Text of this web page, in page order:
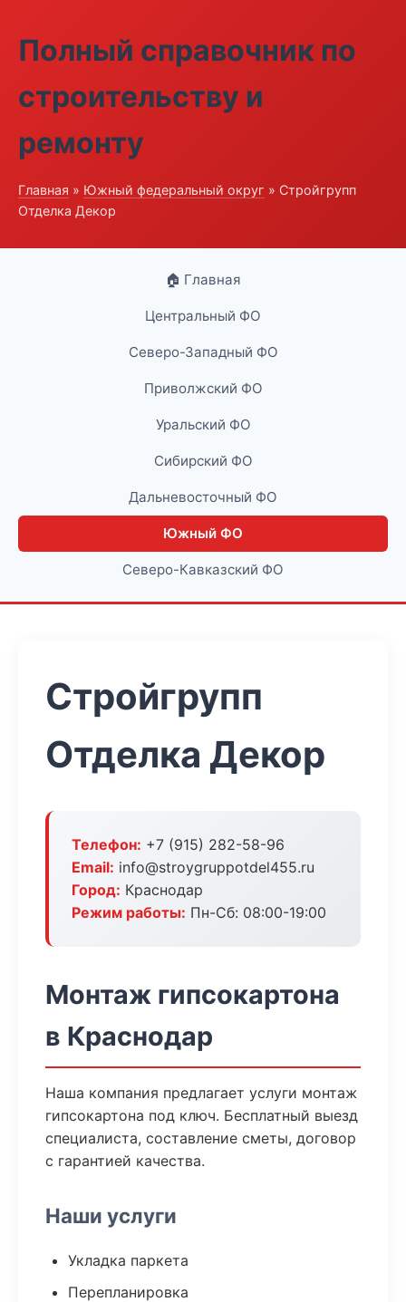
Полный справочник по
строительству и
ремонту
Главная » Южный федеральный округ » Стройгрупп
Отделка Декор
🏠 Главная
Центральный ФО
Северо-Западный ФО
Приволжский ФО
Уральский ФО
Сибирский ФО
Дальневосточный ФО
Южный ФО
Северо-Кавказский ФО
Стройгрупп
Отделка Декор
Телефон: +7 (915) 282-58-96
Email: info@stroygruppotdel455.ru
Город: Краснодар
Режим работы: Пн-Сб: 08:00-19:00
Монтаж гипсокартона
в Краснодар
Наша компания предлагает услуги монтаж
гипсокартона под ключ. Бесплатный выезд
специалиста, составление сметы, договор
с гарантией качества.
Наши услуги
Укладка паркета
Перепланировка